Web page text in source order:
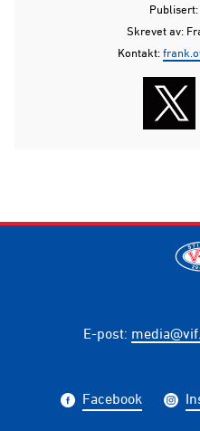
Skrevet av:
Kontakt:
E-post:
Facebook